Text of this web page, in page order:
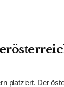
platziert. Der